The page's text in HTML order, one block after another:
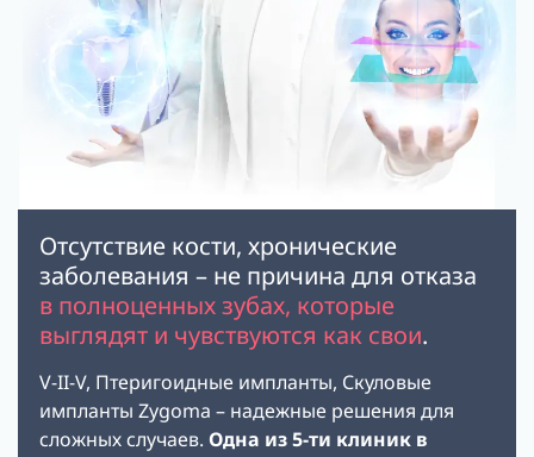
Отсутствие кости, хронические
заболевания – не причина для отказа
в полноценных зубах, которые
выглядят и чувствуются как свои.
V-II-V, Птеригоидные импланты, Скуловые
импланты Zygoma – надежные решения для
сложных случаев. Одна из 5-ти клиник в